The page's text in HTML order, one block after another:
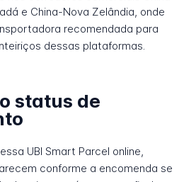
e China-Nova Zelândia, onde
recomendada para
dessas plataformas.
status de
UBI Smart Parcel online,
conforme a encomenda se